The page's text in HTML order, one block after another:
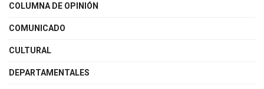
COLUMNA DE OPINIÓN
COMUNICADO
CULTURAL
DEPARTAMENTALES